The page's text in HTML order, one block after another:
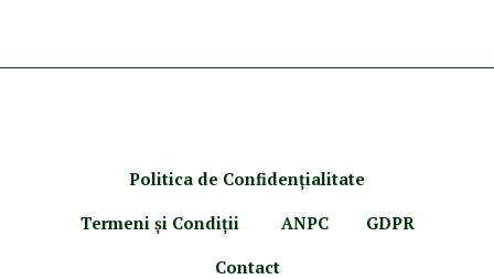
Politica de Confidenţialitate
Termeni şi Condiţii
ANPC
GDPR
Contact